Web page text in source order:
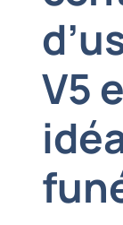
V5